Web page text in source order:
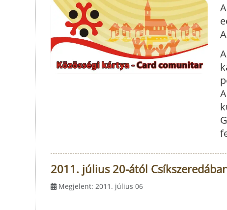
2011. július 20-ától
Megjelent: 2011. július 06